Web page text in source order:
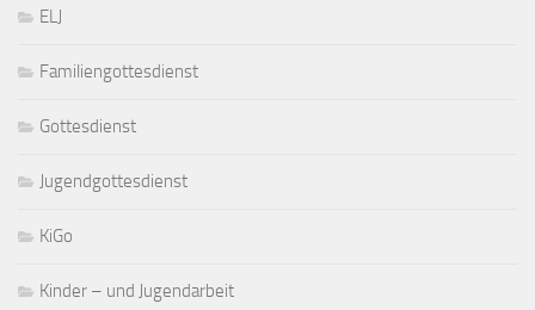
ELJ
Familiengottesdienst
Gottesdienst
Jugendgottesdienst
KiGo
Kinder – und Jugendarbeit